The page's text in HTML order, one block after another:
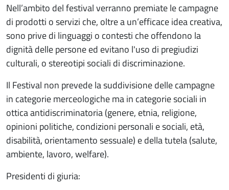
Nell’ambito del festival verranno premiate le campagne
di prodotti o servizi che, oltre a un’efficace idea creativa,
sono prive di linguaggi o contesti che offendono la
dignità delle persone ed evitano l'uso di pregiudizi
culturali, o stereotipi sociali di discriminazione.
Il Festival non prevede la suddivisione delle campagne
in categorie merceologiche ma in categorie sociali in
ottica antidiscriminatoria (genere, etnia, religione,
opinioni politiche, condizioni personali e sociali, età,
disabilità, orientamento sessuale) e della tutela (salute,
ambiente, lavoro, welfare).
Presidenti di giuria: